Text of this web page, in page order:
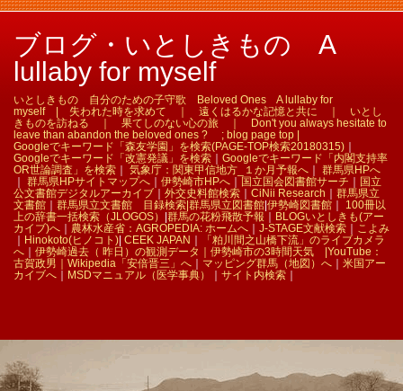
ブログ・いとしきもの A
lullaby for myself
いとしきもの 自分のための子守歌 Beloved Ones A lullaby for
myself | 失われた時を求めて ｜ 遠くはるかな記憶と共に ｜ いとし
きものを訪ねる ｜ 果てしのない心の旅 ｜ Don't you always hesitate to
leave than abandon the beloved ones ? ; blog page top |
Googleでキーワード「森友学園」を検索(PAGE-TOP検索20180315)
Googleでキーワード「改憲発議」を検索
Googleでキーワード「内閣支持率
OR世論調査」を検索
気象庁：関東甲信地方_１か月予報へ
群馬県HPへ
群馬県HPサイトマップへ 伊勢崎市HPへ 国立国会図書館サーチ
国立
公文書館デジタルアーカイブ
外交史料館検索 CiNii Research
群馬県立
文書館
群馬県立文書館 目録検索| 群馬県立図書館 伊勢崎図書館
100冊以
上の辞書一括検索（JLOGOS）
群馬の花粉飛散予報
BLOGいとしきも(アー
カイブ)へ
農林水産省：AGROPEDIA: ホームへ J-STAGE文献検索
こよみ
Hinokoto(ヒノコト) CEEK JAPAN
「粕川間之山橋下流」のライブカメラ
へ
伊勢崎過去（ 昨日）の観測データ｜ 伊勢崎市の3時間天気 | YouTube：
古賀政男｜ Wikipedia「安倍晋三」へ マッピング群馬（地図）へ
米国アー
カイブへ
MSDマニュアル（医学事典） サイト内検索